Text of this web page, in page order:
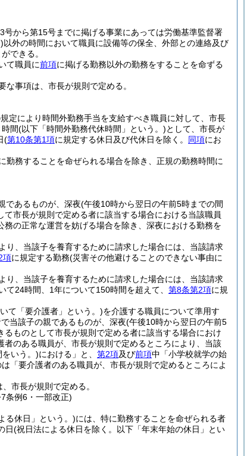
から第15号までに掲げる事業にあっては労働基準監督署
以外の時間において職員に設備等の保全、外部との連絡及び
できる。
て職員に前項に掲げる勤務以外の勤務をすることを命ずる
事項は、市長が規則で定める。
定により時間外勤務手当を支給すべき職員に対して、市長
間(以下「時間外勤務代休時間」という。)として、市長が
(第10条第1項に規定する休日及び代休日を除く。 同項にお
務することを命ぜられる場合を除き、正規の勤務時間に
であるものが、深夜(午後10時から翌日の午前5時までの間
市長が規則で定める者に該当する場合における当該職員
の正常な運営を妨げる場合を除き、深夜における勤務を
、当該子を養育するために請求した場合には、当該請求
項に規定する勤務(災害その他避けることのできない事由に
、当該子を養育するために請求した場合には、当該請求
24時間、1年について150時間を超えて、 第8条第2項に規
て「要介護者」という。)を介護する職員について準用す
当該子の親であるものが、深夜(午後10時から翌日の午前5
ものとして市長が規則で定める者に該当する場合におけ
のある職員が、市長が規則で定めるところにより、当該
いう。)における」と、 第2項及び前項中「小学校就学の始
「要介護者のある職員が、市長が規則で定めるところによ
市長が規則で定める。
条例6・一部改正)
る休日」という。)には、特に勤務することを命ぜられる者
日(祝日法による休日を除く。以下「年末年始の休日」とい